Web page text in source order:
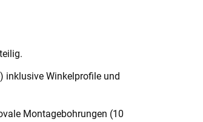
inklusive Winkelprofile und
Montagebohrungen (10